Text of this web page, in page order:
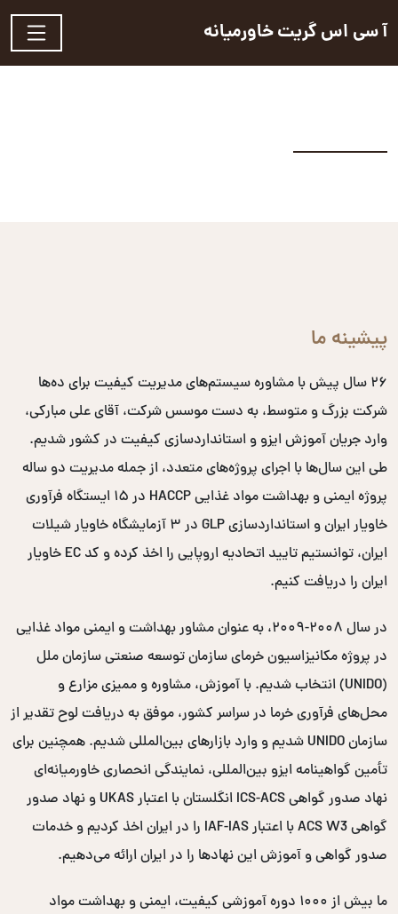
آ سی اس گریت خاورمیانه
پیشینه ما
۲۶ سال پیش با مشاوره سیستم‌های مدیریت کیفیت برای ده‌ها
شرکت بزرگ و متوسط، به دست موسس شرکت، آقای علی مبارکی،
وارد جریان آموزش ایزو و استانداردسازی کیفیت در کشور شدیم.
طی این سال‌ها با اجرای پروژه‌های متعدد، از جمله مدیریت دو ساله
پروژه ایمنی و بهداشت مواد غذایی HACCP در ۱۵ ایستگاه فرآوری
خاویار ایران و استانداردسازی GLP در ۳ آزمایشگاه خاویار شیلات
ایران، توانستیم تایید اتحادیه اروپایی را اخذ کرده و کد EC خاویار
ایران را دریافت کنیم.
در سال ۲۰۰۸-۲۰۰۹، به عنوان مشاور بهداشت و ایمنی مواد غذایی
در پروژه مکانیزاسیون خرمای سازمان توسعه صنعتی سازمان ملل
(UNIDO) انتخاب شدیم. با آموزش، مشاوره و ممیزی مزارع و
محل‌های فرآوری خرما در سراسر کشور، موفق به دریافت لوح تقدیر از
سازمان UNIDO شدیم و وارد بازارهای بین‌المللی شدیم. همچنین برای
تأمین گواهینامه ایزو بین‌المللی، نمایندگی انحصاری خاورمیانه‌ای
نهاد صدور گواهی ICS-ACS انگلستان با اعتبار UKAS و نهاد صدور
گواهی ACS W3 با اعتبار IAF-IAS را در ایران اخذ کردیم و خدمات
صدور گواهی و آموزش این نهادها را در ایران ارائه می‌دهیم.
ما بیش از ۱۰۰۰ دوره آموزشی کیفیت، ایمنی و بهداشت مواد